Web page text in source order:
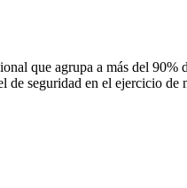
que agrupa a más del
de seguridad en el ejercicio de